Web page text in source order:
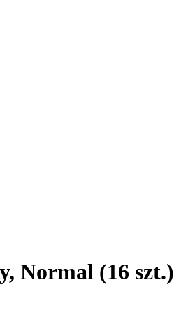
Normal (16 szt.)